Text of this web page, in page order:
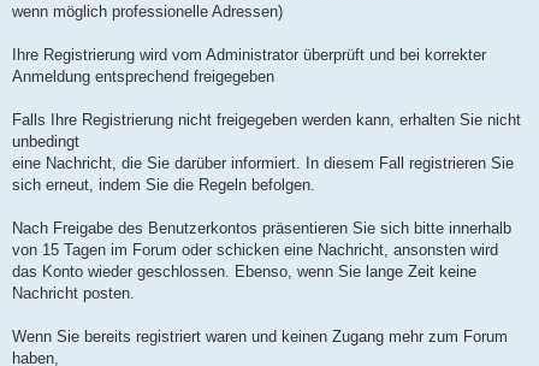
wenn möglich professionelle Adressen)
Ihre Registrierung wird vom Administrator überprüft und bei korrekter
Anmeldung entsprechend freigegeben
Falls Ihre Registrierung nicht freigegeben werden kann, erhalten Sie nicht
unbedingt
eine Nachricht, die Sie darüber informiert. In diesem Fall registrieren Sie
sich erneut, indem Sie die Regeln befolgen.
Nach Freigabe des Benutzerkontos präsentieren Sie sich bitte innerhalb
von 15 Tagen im Forum oder schicken eine Nachricht, ansonsten wird
das Konto wieder geschlossen. Ebenso, wenn Sie lange Zeit keine
Nachricht posten.
Wenn Sie bereits registriert waren und keinen Zugang mehr zum Forum
haben,